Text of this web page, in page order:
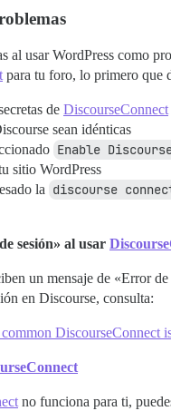
al usar WordPress como
para tu foro, lo primero que
de DiscourseConnect
sean idénticas
Enable
sitio WordPress
la discourse
sesión» al usar
un mensaje de «Error
en Discourse, consulta:
DiscourseConnect
no funciona para ti,